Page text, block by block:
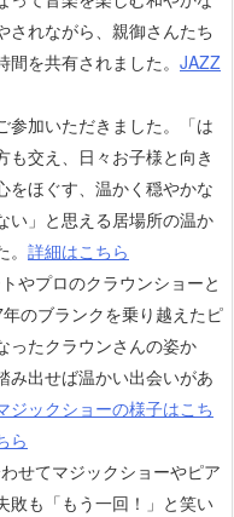
されながら、親御さんたち
を共有されました。 JAZZ
参加いただきました。「は
も交え、日々お子様と向き
をほぐす、温かく穏やかな
い」と思える居場所の温か
詳細はこちら
やプロのクラウンショーと
のブランクを乗り越えたピ
ったクラウンさんの姿か
み出せば温かい出会いがあ
ジックショーの様子はこち
ら
せてマジックショーやピア
敗も「もう一回！」と笑い